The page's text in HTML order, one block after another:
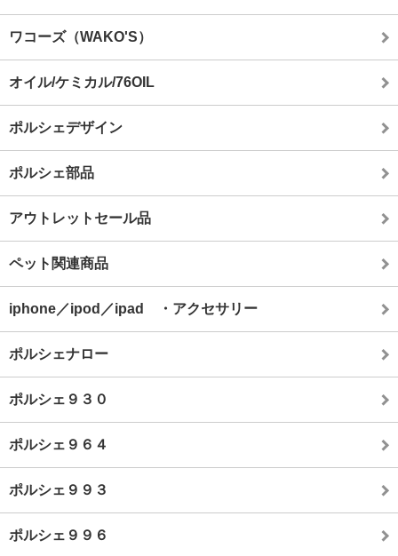
ワコーズ（WAKO'S）
オイル/ケミカル/76OIL
ポルシェデザイン
ポルシェ部品
アウトレットセール品
ペット関連商品
iphone／ipod／ipad ・アクセサリー
ポルシェナロー
ポルシェ９３０
ポルシェ９６４
ポルシェ９９３
ポルシェ９９６